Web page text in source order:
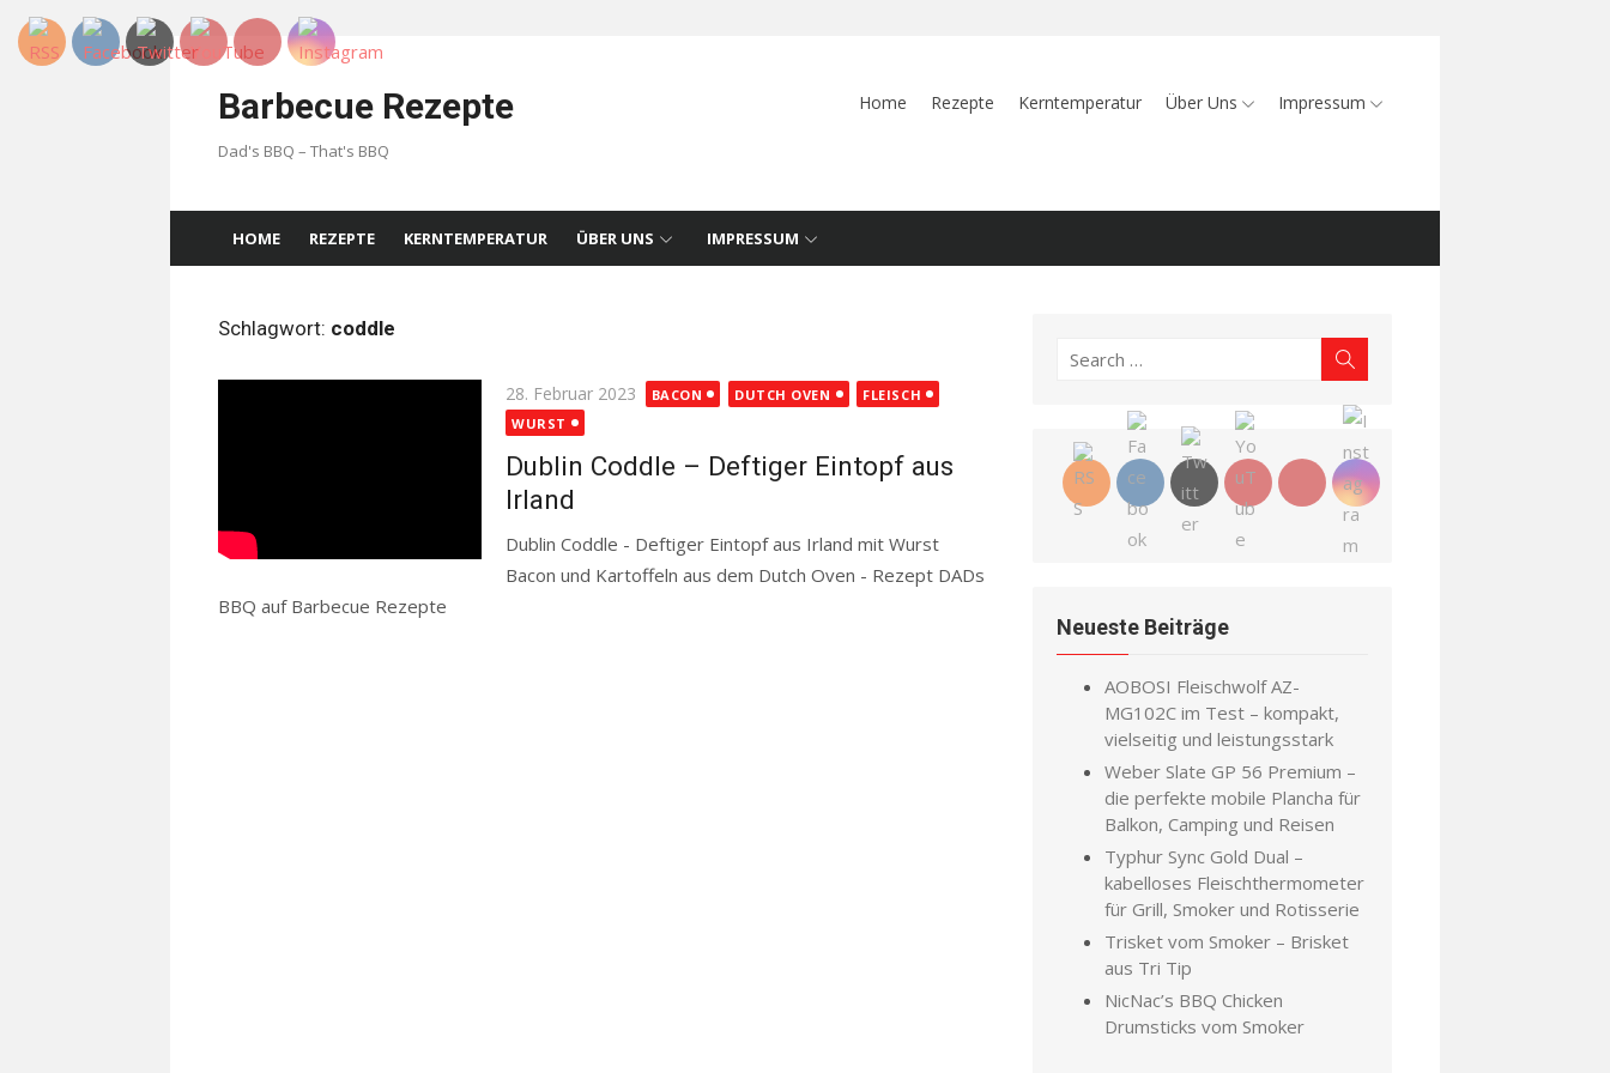
Skip
Barbecue Rezepte
Dad's BBQ – That's BBQ
Home Rezepte Kerntemperatur Über Uns Impressum
HOME REZEPTE KERNTEMPERATUR ÜBER UNS IMPRESSUM
Schlagwort: coddle
Posted
on
28. Februar 2023 BACON DUTCH OVEN
FLEISCH
WURST
Dublin Coddle – Deftiger Eintopf aus
Irland
Dublin Coddle - Deftiger Eintopf aus Irland mit Wurst
Bacon und Kartoffeln aus dem Dutch Oven - Rezept DADs
BBQ auf Barbecue Rezepte
Search
Neueste Beiträge
AOBOSI Fleischwolf AZ-
MG102C im Test – kompakt,
vielseitig und leistungsstark
Weber Slate GP 56 Premium –
die perfekte mobile Plancha für
Balkon, Camping und Reisen
Typhur Sync Gold Dual –
kabelloses Fleischthermometer
für Grill, Smoker und Rotisserie
Trisket vom Smoker – Brisket
aus Tri Tip
NicNac’s BBQ Chicken
Drumsticks vom Smoker